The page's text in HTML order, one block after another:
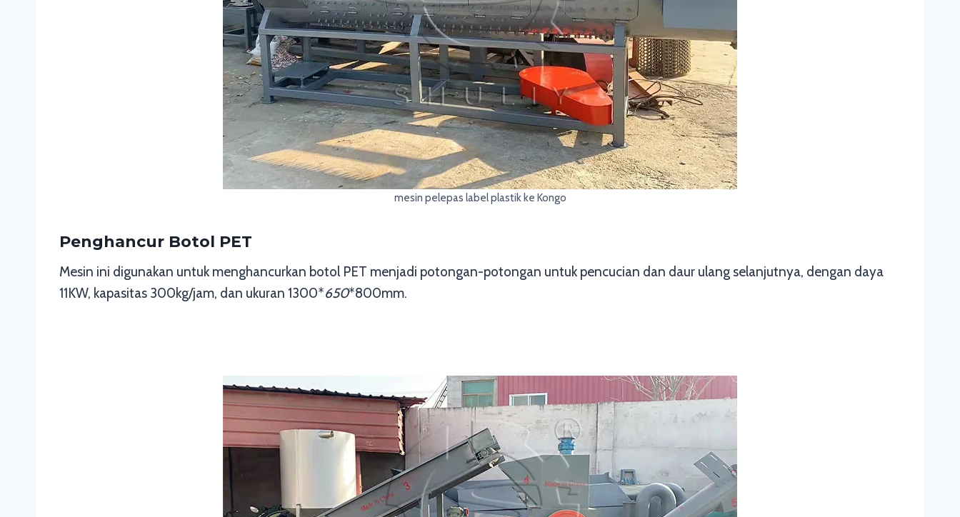
mesin pelepas label plastik ke Kongo
Penghancur Botol PET
Mesin ini digunakan untuk menghancurkan botol PET menjadi potongan-potongan untuk pencucian dan daur ulang selanjutnya, dengan daya
11KW, kapasitas 300kg/jam, dan ukuran 1300*650*800mm.